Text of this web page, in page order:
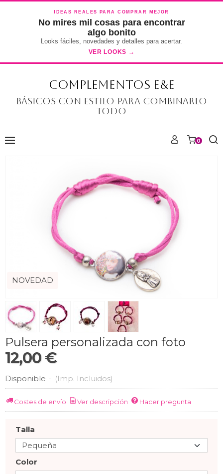
IDEAS REALES PARA COMPRAR MEJOR
No mires mil cosas para encontrar
algo bonito
Looks fáciles, novedades y detalles para acertar.
VER LOOKS →
COMPLEMENTOS E&E
Básicos con estilo para combinarlo
todo
0
NOVEDAD
Pulsera personalizada con foto
12,00 €
Disponible - (Imp. Incluidos)
Costes de envío Ver descripción Hacer pregunta
Talla
Color